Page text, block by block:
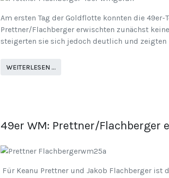
Am ersten Tag der Goldflotte konnten die
Prettner/Flachberger erwischten zunächst
steigerten sie sich jedoch deutlich und
WEITERLESEN …
49er WM: Prettner/Flachberger
Für Keanu Prettner und Jakob Flachberger ist